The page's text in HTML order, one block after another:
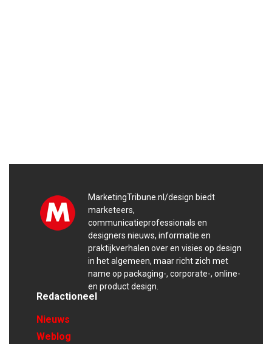
MarketingTribune.nl/design biedt
marketeers,
communicatieprofessionals en
designers nieuws, informatie en
praktijkverhalen over en visies op design
in het algemeen, maar richt zich met
name op packaging-, corporate-, online-
en product design.
Redactioneel
Nieuws
Weblog